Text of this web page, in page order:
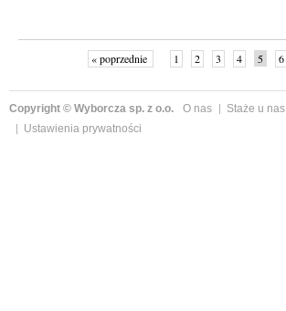
« poprzednie 1 2 3 4 5 6
Copyright © Wyborcza sp. z o.o. O nas Staże u nas
Ustawienia prywatności